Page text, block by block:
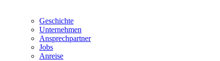
Geschichte
Unternehmen
Ansprechpartner
Jobs
Anreise